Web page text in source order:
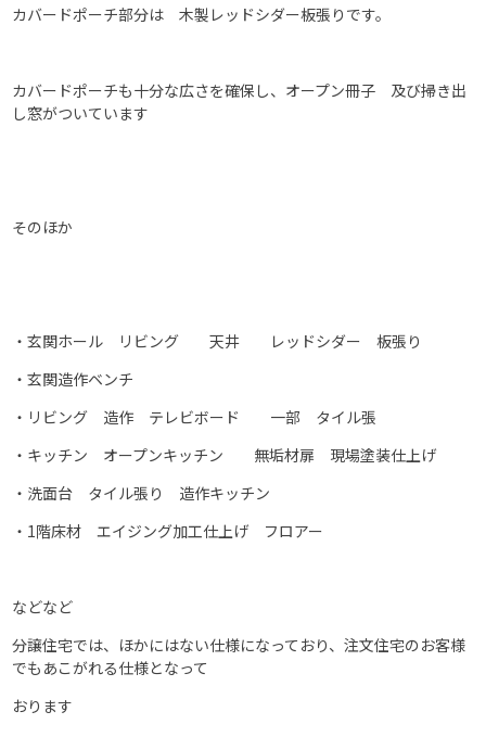
カバードポーチ部分は 木製レッドシダー板張りです。
カバードポーチも十分な広さを確保し、オープン冊子 及び掃き出
し窓がついています
そのほか
・玄関ホール リビング 天井 レッドシダー 板張り
・玄関造作ベンチ
・リビング 造作 テレビボード 一部 タイル張
・キッチン オープンキッチン 無垢材扉 現場塗装仕上げ
・洗面台 タイル張り 造作キッチン
・1階床材 エイジング加工仕上げ フロアー
などなど
分譲住宅では、ほかにはない仕様になっており、注文住宅のお客様
でもあこがれる仕様となって
おります